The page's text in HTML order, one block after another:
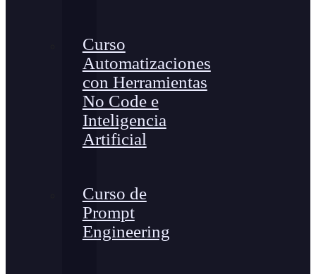
Curso
Automatizaciones
con Herramientas
No Code e
Inteligencia
Artificial
Curso de
Prompt
Engineering